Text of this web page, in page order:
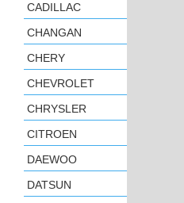
CADILLAC
CHANGAN
CHERY
CHEVROLET
CHRYSLER
CITROEN
DAEWOO
DATSUN